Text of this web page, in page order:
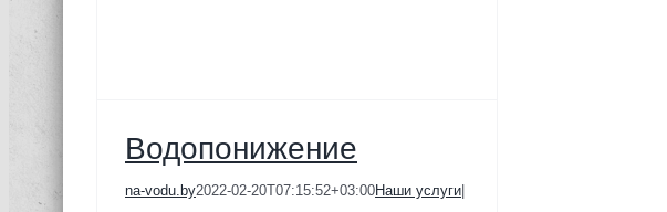
Водопонижение
na-vodu.by2022-02-20T07:15:52+03:00Наши услуги